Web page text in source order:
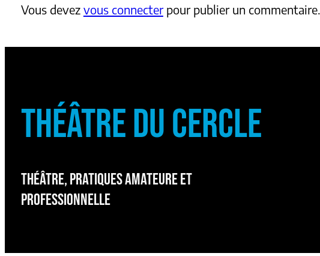
Vous devez vous connecterpour publier un commentaire.
THÉÂTRE DU CERCLE
THÉÂTRE, PRATIQUES AMATEURE ET
PROFESSIONNELLE